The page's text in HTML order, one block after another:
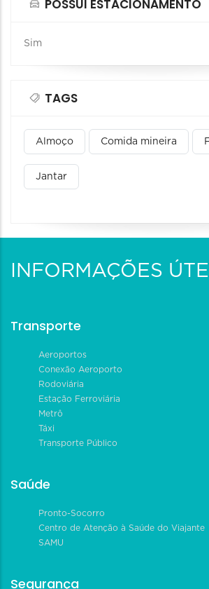
POSSUI ESTACIONAMENTO
Sim
TAGS
Almoço Comida mineira
Jantar
INFORMAÇÕES
Transporte
Aeroportos
Conexão Aeroporto
Rodoviária
Estação Ferroviária
Metrô
Táxi
Transporte Público
Saúde
Pronto-Socorro
Centro de Atenção à Saúde do Viajante
SAMU
Segurança